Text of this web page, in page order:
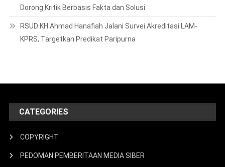
Dorong Kritik Berbasis Fakta dan Solusi
RSUD KH Ahmad Hanafiah Jalani Survei Akreditasi LAM-
KPRS, Targetkan Predikat Paripurna
CATEGORIES
COPYRIGHT
PEDOMAN PEMBERITAAN MEDIA SIBER